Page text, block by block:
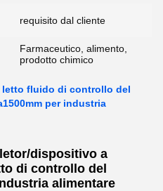
requisito dal cliente
Farmaceutico, alimento,
prodotto chimico
letto fluido di controllo del
per industria
dispositivo a
di controllo del
alimentare